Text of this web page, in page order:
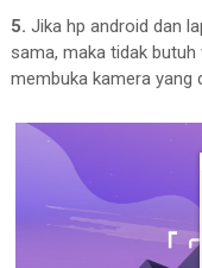
5. Jika hp android dan
sama, maka tidak
membuka kamera yang